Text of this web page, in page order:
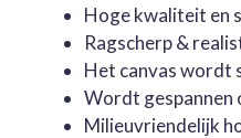
Hoge kwaliteit en
Ragscherp &
Het canvas wordt
Wordt gespannen
Milieuvriendelijk